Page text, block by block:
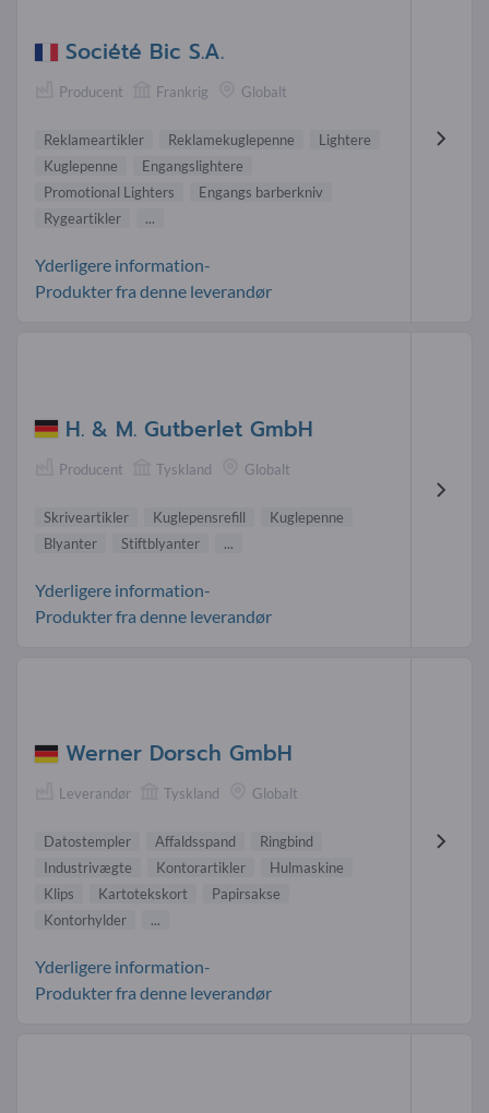
Société Bic S.A.
Producent Frankrig Globalt
Reklameartikler Reklamekuglepenne
Lightere
Kuglepenne
Engangslightere
Promotional Lighters
Engangs barberkniv
Rygeartikler
...
Yderligere information-
Produkter fra denne leverandør
H. & M. Gutberlet GmbH
Producent Tyskland Globalt
Skriveartikler Kuglepensrefill
Kuglepenne
Blyanter
Stiftblyanter ...
Yderligere information-
Produkter fra denne leverandør
Werner Dorsch GmbH
Leverandør Tyskland Globalt
Datostempler Affaldsspand
Ringbind
Industrivægte
Kontorartikler
Hulmaskine
Klips
Kartotekskort
Papirsakse
Kontorhylder
...
Yderligere information-
Produkter fra denne leverandør